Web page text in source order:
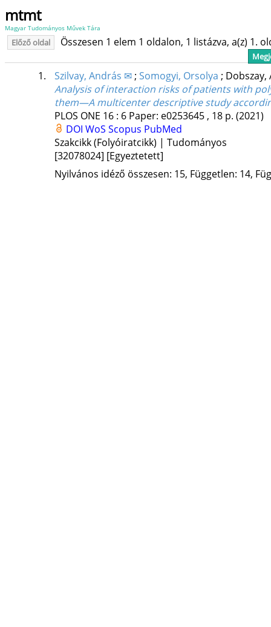
mtmt
Magyar Tudományos Művek Tára
Előző oldal Összesen 1 elem 1 oldalon, 1 listázva, a(z) 1.
1. Szilvay, András ✉; Somogyi, Orsolya ;
Analysis of interaction risks of patients with
them—A multicenter descriptive study
PLOS ONE 16: 6 Paper: e0253645 , 18 p. (2021)
DOI WoS Scopus PubMed
Szakcikk (Folyóiratcikk) | Tudományos
[32078024] [Egyeztetett]
Nyilvános idéző összesen: 15, Független: 14,